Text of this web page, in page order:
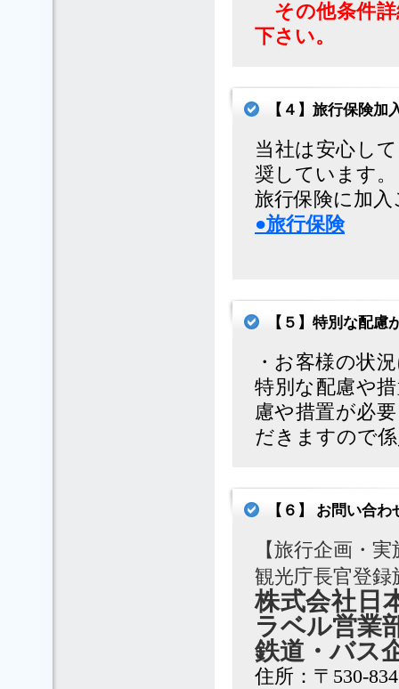
その他条件
下さい。
【４】旅行保険加
当社は安心し
奨しています。
旅行保険に加
●旅行保険
【５】特別な配慮
・お客様の状
特別な配慮や
慮や措置が必
だきますので
【６】 お問い合わ
【旅行企画・実
観光庁長官登録
株式会社日
ラベル営業
鉄道・バス
住所：〒530-